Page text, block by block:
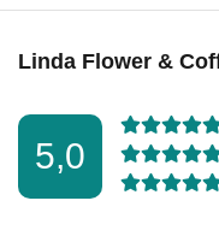
Linda Flower &
5,0